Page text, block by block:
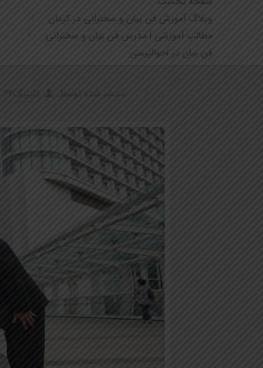
وبلاگ آموزش فن بیان و سخنرانی در کرمان
مطالب آموزشی | مدرس فن بیان و سخنرانی
فن بیان در احوالپرسی
منتشر شده توسط کلینیک24